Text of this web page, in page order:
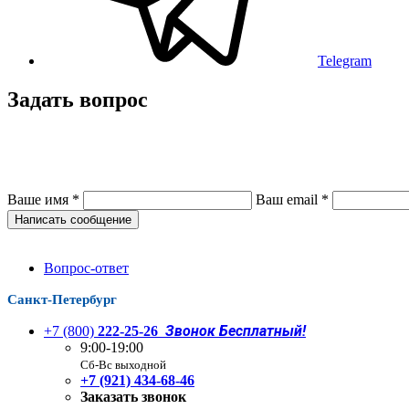
Telegram
Задать вопрос
Ваше имя * Ваш email *
Написать сообщение
Вопрос-ответ
Санкт-Петербург
+7 (800) 222-25-26 Звонок Бесплатный!
9:00-19:00
Сб-Вс выходной
+7 (921) 434-68-46
Заказать звонок